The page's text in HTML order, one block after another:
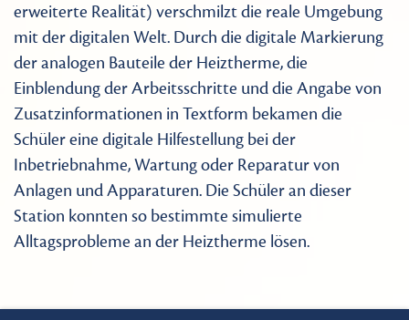
erweiterte Realität) verschmilzt die reale Umgebung
mit der digitalen Welt. Durch die digitale Markierung
der analogen Bauteile der Heiztherme, die
Einblendung der Arbeitsschritte und die Angabe von
Zusatzinformationen in Textform bekamen die
Schüler eine digitale Hilfestellung bei der
Inbetriebnahme, Wartung oder Reparatur von
Anlagen und Apparaturen. Die Schüler an dieser
Station konnten so bestimmte simulierte
Alltagsprobleme an der Heiztherme lösen.